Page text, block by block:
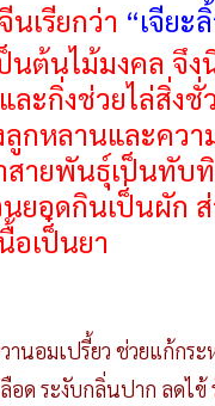
นเรียกว่า “เจียะ
นต้นไม้มงคล จึ
ะกิ่งช่วยไล่สิ่งชั่
ลูกหลานและคว
ายพันธุ์เป็นทับ
ยอดกินเป็่นผัก
อเป็๋นยา
นอมเปรี้ยว ช่วยแก้กระ
อด ระงับกลิ่นปาก ลดไ